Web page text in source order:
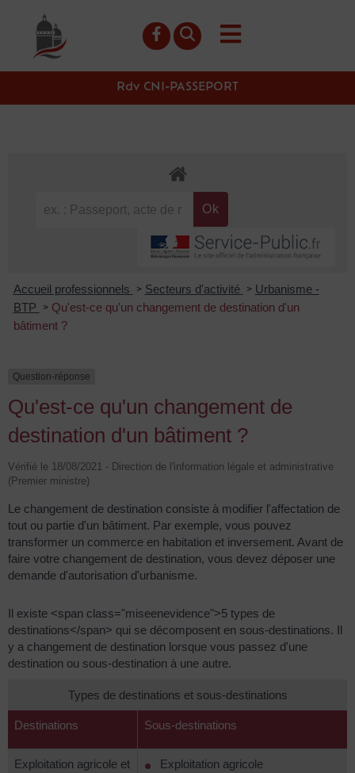
principal
Rdv CNI-PASSEPORT
Accueil professionnels > Secteurs d'activité > Urbanisme -
BTP
> Qu'est-ce qu'un changement de destination d'un
bâtiment ?
Question-réponse
Qu'est-ce qu'un changement de
destination d'un bâtiment ?
Vérifié le 18/08/2021 - Direction de l'information légale et administrative
(Premier ministre)
Le changement de destination consiste à modifier l'affectation de
tout ou partie d'un bâtiment. Par exemple, vous pouvez
transformer un commerce en habitation et inversement. Avant de
faire votre changement de destination, vous devez déposer une
demande d'autorisation d'urbanisme.
Il existe <span class="miseenevidence">5 types de
destinations</span> qui se décomposent en sous-destinations. Il
y a changement de destination lorsque vous passez d'une
destination ou sous-destination à une autre.
Types de destinations et sous-destinations
Destinations Sous-destinations
Exploitation agricole et
Exploitation agricole